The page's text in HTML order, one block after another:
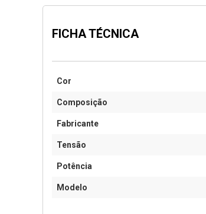
FICHA TÉCNICA
Cor
Composição
Fabricante
Tensão
Potência
Modelo